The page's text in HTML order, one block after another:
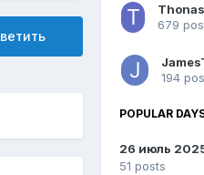
679
194
POPULAR
26 июль
51 posts